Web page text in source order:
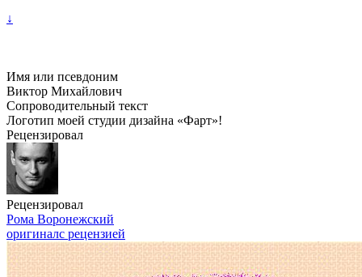
↓
Имя или псевдоним
Виктор Михайлович
Сопроводительный текст
Логотип моей студии дизайна «Фарт»!
Рецензировал
Рецензировал
Рома Воронежский
оригиналс рецензией